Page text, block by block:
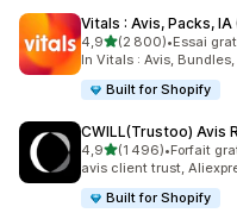
Vitals : Avis, Packs, IA
4,9étoile(s) sur 5
(2 800)
2800 avis au total
•Essai
In Vitals : Avis,
Built for Shopify
CWILL(Trustoo) Avis
4,9étoile(s) sur 5
(1 496)
1496 avis au total
•Forfait
avis client trust,
Built for Shopify